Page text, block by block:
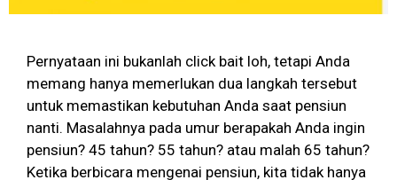
Pernyataan ini bukanlah click bait loh, tetapi Anda
memang hanya memerlukan dua langkah tersebut
untuk memastikan kebutuhan Anda saat pensiun
nanti. Masalahnya pada umur berapakah Anda ingin
pensiun? 45 tahun? 55 tahun? atau malah 65 tahun?
Ketika berbicara mengenai pensiun, kita tidak hanya